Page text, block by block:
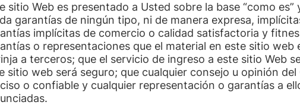
sitio Web es presentado a Usted sobre la base “como
garantías de ningún tipo, ni de manera expresa,
implícitas de comercio o calidad satisfactoria y
o representaciones que el material en este sitio
a terceros; que el servicio de ingreso a este sitio Web
sitio web será seguro; que cualquier consejo u opinión
o confiable y cualquier representación o garantías a